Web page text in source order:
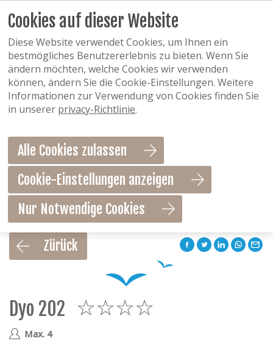
Als Favorit speichern
Zürück
Dyo 202
Max. 4
Cookies auf dieser Website
Diese Website verwendet Cookies, um Ihnen ein
bestmögliches Benutzererlebnis zu bieten. Wenn Sie
ändern möchten, welche Cookies wir verwenden
können, ändern Sie die Cookie-Einstellungen. Weitere
Informationen zur Verwendung von Cookies finden Sie
in unserer privacy-Richtlinie.
Alle Cookies zulassen
Cookie-Einstellungen anzeigen
Nur Notwendige Cookies